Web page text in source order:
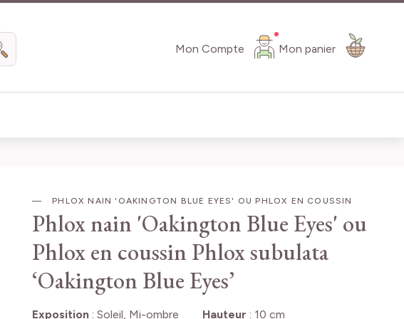
Mon Compte Mon panier
Chercher
PHLOX NAIN 'OAKINGTON BLUE EYES' OU PHLOX EN COUSSIN
Phlox nain 'Oakington Blue Eyes' ou
Phlox en coussin Phlox subulata
‘Oakington Blue Eyes’
Exposition: Soleil, Mi-ombre Hauteur : 10 cm